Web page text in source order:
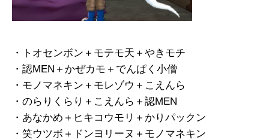
・トオセンボン＋モテモ天＋やきモチ
・認MEN＋かぜカモ＋でんぱく小僧
・モノマネキン＋モレゾウ＋こえんら
・のらりくらり＋こえんら＋認MEN
・あなかめ＋ヒキコウモリ＋かりパックン
・笑ウツボ＋ドンヨリーヌ＋モノマネキン